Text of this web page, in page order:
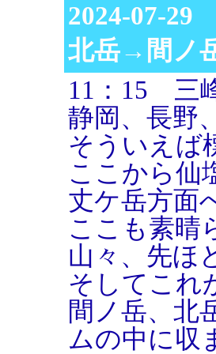
2024-07-
北岳→間ノ
11：15 三
静岡、長野
そういえば
ここから仙
丈ケ岳方面
ここも素晴
山々、先ほ
そしてこれ
間ノ岳、北
ムの中に収